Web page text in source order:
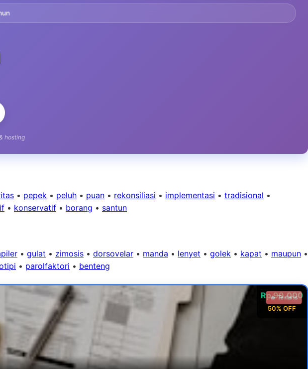
hosting
• pepek • peluh • puan • rekonsiliasi • implementasi • tradisional •
• konservatif • borang • santun
• gulat • zimosis • dorsovelar • manda • lenyet • golek • kapat • maupun •
• parolfaktori • benteng
Rp 99.000
50% OFF
🔥 Terlaris